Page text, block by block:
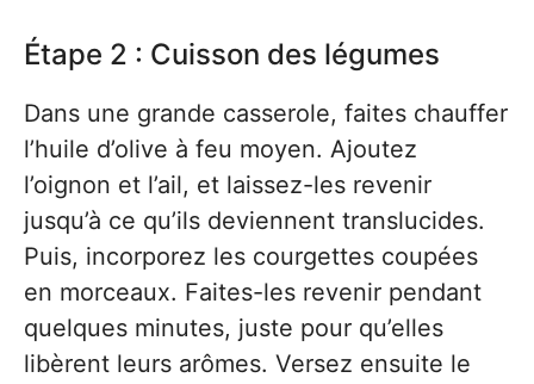
Étape 2 : Cuisson des légumes
Dans une grande casserole, faites chauffer
l’huile d’olive à feu moyen. Ajoutez
l’oignon et l’ail, et laissez-les revenir
jusqu’à ce qu’ils deviennent translucides.
Puis, incorporez les courgettes coupées
en morceaux. Faites-les revenir pendant
quelques minutes, juste pour qu’elles
libèrent leurs arômes. Versez ensuite le